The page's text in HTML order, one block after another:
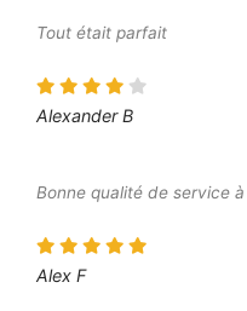
Tout était parfait
Alexander B
Bonne qualité de service
Alex F